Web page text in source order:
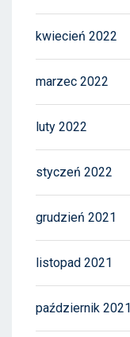
kwiecień 2022
marzec 2022
luty 2022
styczeń 2022
grudzień 2021
listopad 2021
październik 2021